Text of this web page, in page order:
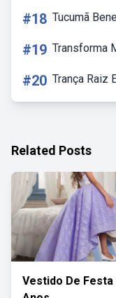
#18 Tucumã
#19 Transforma
#20 Trança Raiz
Related Posts
Vestido De Festa